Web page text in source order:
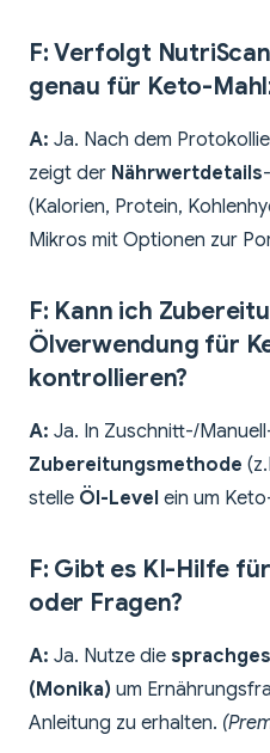
F: Verfolgt
genau für Keto-
A: Ja. Nach dem
zeigt der Nährwertdetails
(Kalorien, Protein,
Mikros mit Optionen zur
F: Kann ich
Ölverwendung für
kontrollieren?
A: Ja. In Zuschnitt-/
Zubereitungsmethode
stelle Öl-Level ein um
F: Gibt es KI-Hilfe
oder Fragen?
A: Ja. Nutze die
(Monika) um
Anleitung zu erhalten.